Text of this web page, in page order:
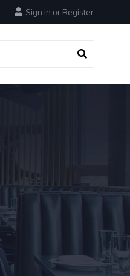
Sign in or Register